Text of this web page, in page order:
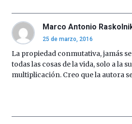
Marco Antonio
25 de marzo, 2016
La propiedad conmutativa, jamás
todas las cosas de la vida, solo a la
multiplicación. Creo que la autora